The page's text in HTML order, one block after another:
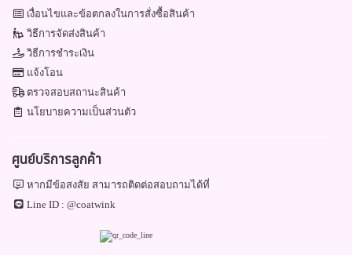
เงื่อนไขและข้อตกลงในการสั่งซื้อสินค้า
วิธีการจัดส่งสินค้า
วิธีการชำระเงิน
แจ้งโอน
ตรวจสอบสถานะสินค้า
นโยบายความเป็นส่วนตัว
ศูนย์บริการลูกค้า
หากมีข้อสงสัย สามารถติดต่อสอบถามได้ที่
Line ID :@coatwink